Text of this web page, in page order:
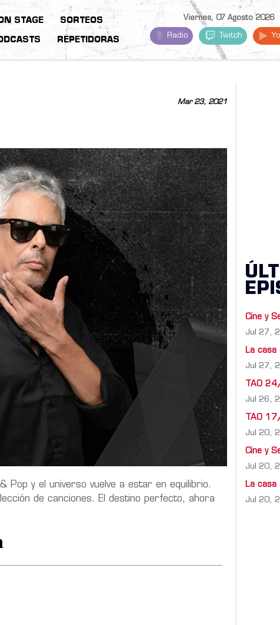
STAGE SORTEOS
REPETIDORAS
Viernes, 07 Agosto 2026
Radio Twitch
Mar 23, 2021
Pop y el universo vuelve a estar en equilibrio.
de canciones. El destino perfecto, ahora
Cine y
Jul 27,
La
Jul 27,
TAO
Jul 26,
TAO
Jul 20,
Cine y
Jul 20,
La
Jul 20,